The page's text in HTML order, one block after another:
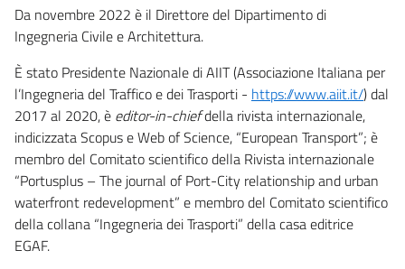
Da novembre 2022 è il Direttore del Dipartimento di
Ingegneria Civile e Architettura.
È stato Presidente Nazionale di AIIT (Associazione Italiana per
l’Ingegneria del Traffico e dei Trasporti - https://www.aiit.it/) dal
2017 al 2020, è editor-in-chiefdella rivista internazionale,
indicizzata Scopus e Web of Science, “European Transport”; è
membro del Comitato scientifico della Rivista internazionale
“Portusplus – The journal of Port-City relationship and urban
waterfront redevelopment” e membro del Comitato scientifico
della collana “Ingegneria dei Trasporti” della casa editrice
EGAF.